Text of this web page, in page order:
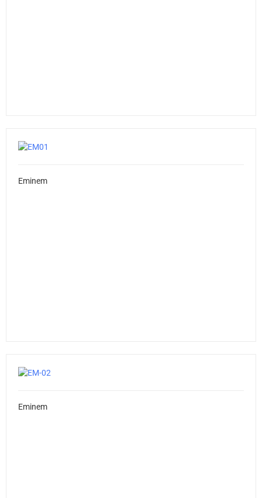
Eminem
Eminem